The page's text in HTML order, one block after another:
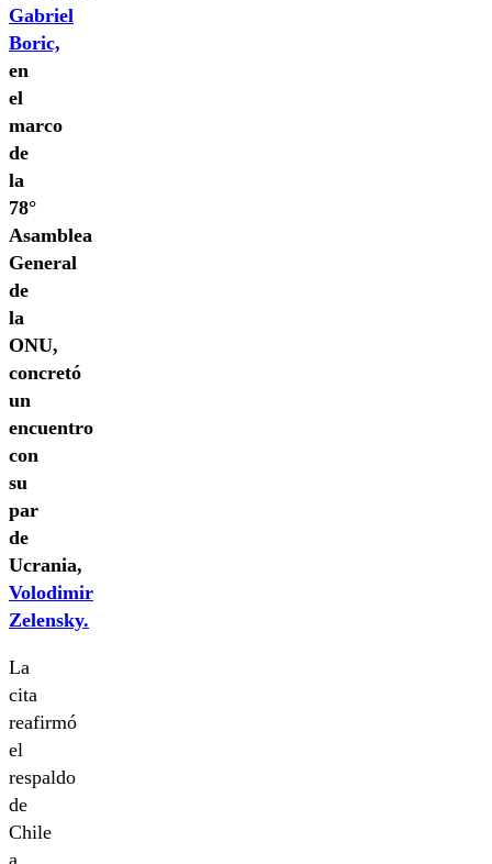
Gabriel
Boric,
en
el
marco
de
la
78°
Asamblea
General
de
la
ONU,
concretó
un
encuentro
con
su
par
de
Ucrania,
Volodimir
Zelensky.
La
cita
reafirmó
el
respaldo
de
Chile